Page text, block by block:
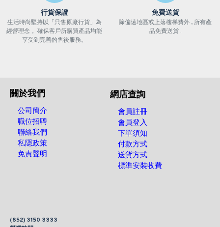
行貨保證
生活時尚堅持以「只售原廠行貨」為
經營理念， 確保客戶所購買產品均能
享受到完善的售後服務。
免費送貨
除偏遠地區或上落樓梯費外 , 所有產
品免費送貨 .
關於我們
公司簡介
職位招聘
聯絡我們
私隱政策
免責聲明
網店查詢
會員註冊
會員登入
下單須知
付款方式
送貨方式
標準安裝收費
(852) 3150 3333